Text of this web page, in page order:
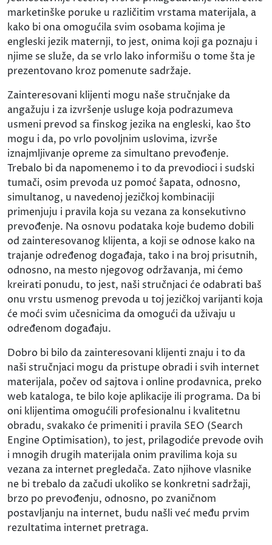
marketinške poruke u različitim vrstama materijala, a
kako bi ona omogućila svim osobama kojima je
engleski jezik maternji, to jest, onima koji ga poznaju i
njime se služe, da se vrlo lako informišu o tome šta je
prezentovano kroz pomenute sadržaje.
Zainteresovani klijenti mogu naše stručnjake da
angažuju i za izvršenje usluge koja podrazumeva
usmeni prevod sa finskog jezika na engleski, kao što
mogu i da, po vrlo povoljnim uslovima, izvrše
iznajmljivanje opreme za simultano prevođenje.
Trebalo bi da napomenemo i to da prevodioci i sudski
tumači, osim prevoda uz pomoć šapata, odnosno,
simultanog, u navedenoj jezičkoj kombinaciji
primenjuju i pravila koja su vezana za konsekutivno
prevođenje. Na osnovu podataka koje budemo dobili
od zainteresovanog klijenta, a koji se odnose kako na
trajanje određenog događaja, tako i na broj prisutnih,
odnosno, na mesto njegovog održavanja, mi ćemo
kreirati ponudu, to jest, naši stručnjaci će odabrati baš
onu vrstu usmenog prevoda u toj jezičkoj varijanti koja
će moći svim učesnicima da omogući da uživaju u
određenom događaju.
Dobro bi bilo da zainteresovani klijenti znaju i to da
naši stručnjaci mogu da pristupe obradi i svih internet
materijala, počev od sajtova i online prodavnica, preko
web kataloga, te bilo koje aplikacije ili programa. Da bi
oni klijentima omogućili profesionalnu i kvalitetnu
obradu, svakako će primeniti i pravila SEO (Search
Engine Optimisation), to jest, prilagodiće prevode ovih
i mnogih drugih materijala onim pravilima koja su
vezana za internet pregledača. Zato njihove vlasnike
ne bi trebalo da začudi ukoliko se konkretni sadržaji,
brzo po prevođenju, odnosno, po zvaničnom
postavljanju na internet, budu našli već među prvim
rezultatima internet pretraga.